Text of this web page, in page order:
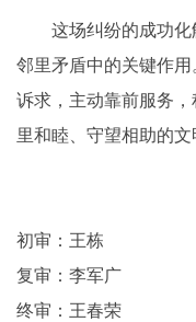
这场纠纷的成功化
邻里矛盾中的关键作
诉求，主动靠前服务
里和睦、守望相助的文
初审：王栋
复审：李军广
终审：王春荣